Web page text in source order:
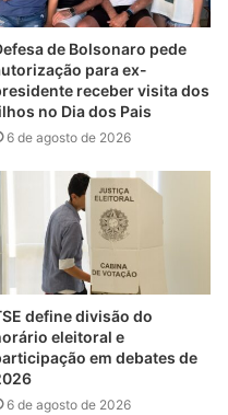
de Bolsonaro pede
para ex-
receber visita dos
no Dia dos Pais
6 de agosto de 2026
define divisão do
eleitoral e
em debates de
6 de agosto de 2026